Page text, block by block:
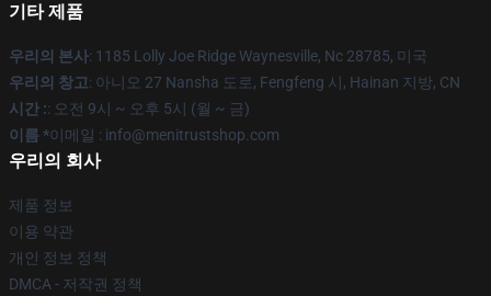
기타 제품
우리의 본사: 1185 Lolly Joe Ridge Waynesville, Nc 28785, 미국
우리의 창고: 아니오 27 Nansha 도로, Fengfeng 시, Hainan 지방, CN
시간 :: 오전 9시 ~ 오후 5시 (월 ~ 금)
이름 *이메일 : info@menitrustshop.com
우리의 회사
제품 정보
이용 약관
개인 정보 정책
DMCA - 저작권 정책